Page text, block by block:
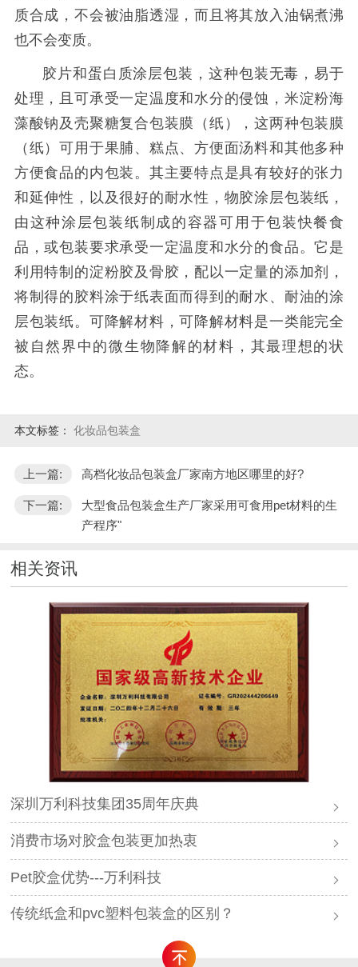
质合成，不会被油脂透湿，而且将其放入油锅煮沸
也不会变质。
胶片和蛋白质涂层包装，这种包装无毒，易于
处理，且可承受一定温度和水分的侵蚀，米淀粉海
藻酸钠及壳聚糖复合包装膜（纸），这两种包装膜
（纸）可用于果脯、糕点、方便面汤料和其他多种
方便食品的内包装。其主要特点是具有较好的张力
和延伸性，以及很好的耐水性，物胶涂层包装纸，
由这种涂层包装纸制成的容器可用于包装快餐食
品，或包装要求承受一定温度和水分的食品。它是
利用特制的淀粉胶及骨胶，配以一定量的添加剂，
将制得的胶料涂于纸表面而得到的耐水、耐油的涂
层包装纸。 可降解材料，可降解材料是一类能完全
被自然界中的微生物降解的材料，其最理想的状
态。
本文标签： 化妆品包装盒
上一篇: 高档化妆品包装盒厂家南方地区哪里的好?
下一篇:
大型食品包装盒生产厂家采用可食用pet材料的生
产程序"
相关资讯
深圳万利科技集团35周年庆典
消费市场对胶盒包装更加热衷
Pet胶盒优势---万利科技
传统纸盒和pvc塑料包装盒的区别？